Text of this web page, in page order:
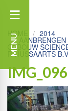
MENU
HOME 2014
GEBOUW
P. HUSSAARTS